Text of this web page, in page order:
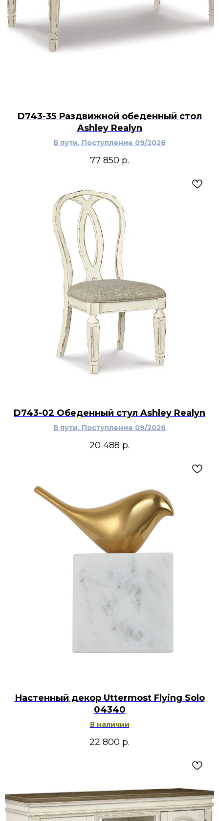
D743-35 Раздвижной обеденный стол
Ashley Realyn
В пути. Поступление 09/2026
77 850 р.
D743-02 Обеденный стул Ashley Realyn
В пути. Поступление 09/2026
20 488 р.
Настенный декор Uttermost Flying Solo
04340
В наличии
22 800 р.